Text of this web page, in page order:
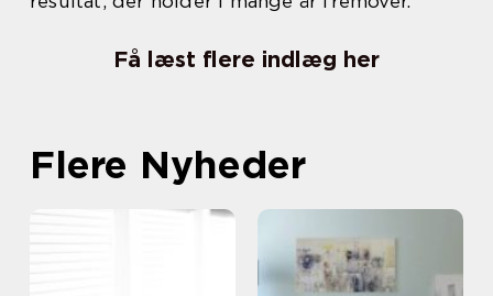
Få læst flere indlæg her
Flere Nyheder